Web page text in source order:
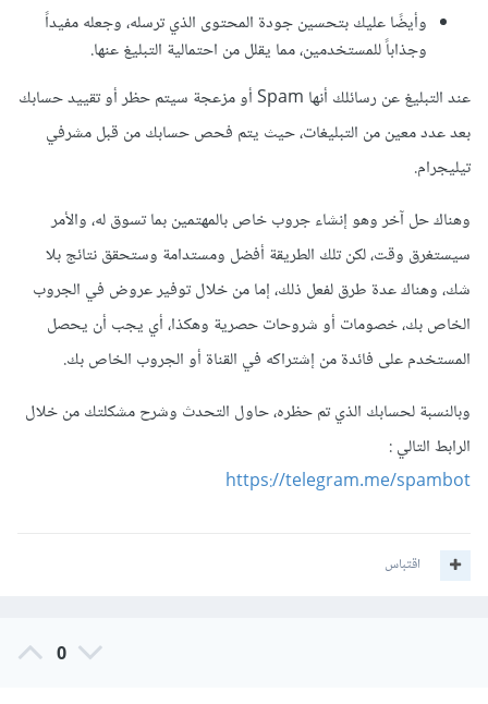
وأيضًا عليك بتحسين جودة المحتوى الذي ترسله، وجعله مفيداً
وجذاباً للمستخدمين، مما يقلل من احتمالية التبليغ عنها.
عند التبليغ عن رسائلك أنها Spam أو مزعجة سيتم حظر أو تقييد حسابك
بعد عدد معين من التبليغات، حيث يتم فحص حسابك من قبل مشرفي
تيليجرام.
وهناك حل آخر وهو إنشاء جروب خاص بالمهتمين بما تسوق له، والأمر
سيستغرق وقت، لكن تلك الطريقة أفضل ومستدامة وستحقق نتائج بلا
شك، وهناك عدة طرق لفعل ذلك، إما من خلال توفير عروض في الجروب
الخاص بك، خصومات أو شروحات حصرية وهكذا، أي يجب أن يحصل
المستخدم على فائدة من إشتراكه في القناة أو الجروب الخاص بك.
وبالنسبة لحسابك الذي تم حظره، حاول التحدث وشرح مشكلتك من خلال
الرابط التالي :
https://telegram.me/spambot
اقتباس
0